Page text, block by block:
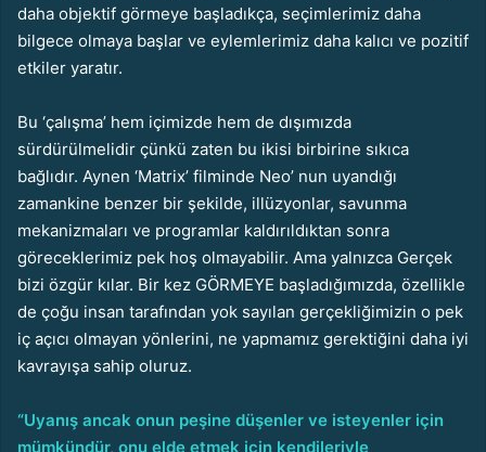
daha objektif görmeye başladıkça, seçimlerimiz daha
bilgece olmaya başlar ve eylemlerimiz daha kalıcı ve pozitif
etkiler yaratır.
Bu ‘çalışma’ hem içimizde hem de dışımızda
sürdürülmelidir çünkü zaten bu ikisi birbirine sıkıca
bağlıdır. Aynen ‘Matrix’ filminde Neo’ nun uyandığı
zamankine benzer bir şekilde, illüzyonlar, savunma
mekanizmaları ve programlar kaldırıldıktan sonra
göreceklerimiz pek hoş olmayabilir. Ama yalnızca Gerçek
bizi özgür kılar. Bir kez GÖRMEYE başladığımızda, özellikle
de çoğu insan tarafından yok sayılan gerçekliğimizin o pek
iç açıcı olmayan yönlerini, ne yapmamız gerektiğini daha iyi
kavrayışa sahip oluruz.
“Uyanış ancak onun peşine düşenler ve isteyenler için
mümkündür, onu elde etmek için kendileriyle